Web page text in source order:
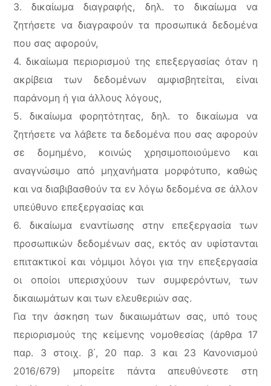
3. δικαίωμα διαγραφής, δηλ. το δικαίωμα να
ζητήσετε να διαγραφούν τα προσωπικά δεδομένα
που σας αφορούν,
4. δικαίωμα περιορισμού της επεξεργασίας όταν η
ακρίβεια των δεδομένων αμφισβητείται, είναι
παράνομη ή για άλλους λόγους,
5. δικαίωμα φορητότητας, δηλ. το δικαίωμα να
ζητήσετε να λάβετε τα δεδομένα που σας αφορούν
σε δομημένο, κοινώς χρησιμοποιούμενο και
αναγνώσιμο από μηχανήματα μορφότυπο, καθώς
και να διαβιβασθούν τα εν λόγω δεδομένα σε άλλον
υπεύθυνο επεξεργασίας και
6. δικαίωμα εναντίωσης στην επεξεργασία των
προσωπικών δεδομένων σας, εκτός αν υφίστανται
επιτακτικοί και νόμιμοι λόγοι για την επεξεργασία
οι οποίοι υπερισχύουν των συμφερόντων, των
δικαιωμάτων και των ελευθεριών σας.
Για την άσκηση των δικαιωμάτων σας, υπό τους
περιορισμούς της κείμενης νομοθεσίας (άρθρα 17
παρ. 3 στοιχ. β΄, 20 παρ. 3 και 23 Κανονισμού
2016/679) μπορείτε πάντα απευθύνεστε στη